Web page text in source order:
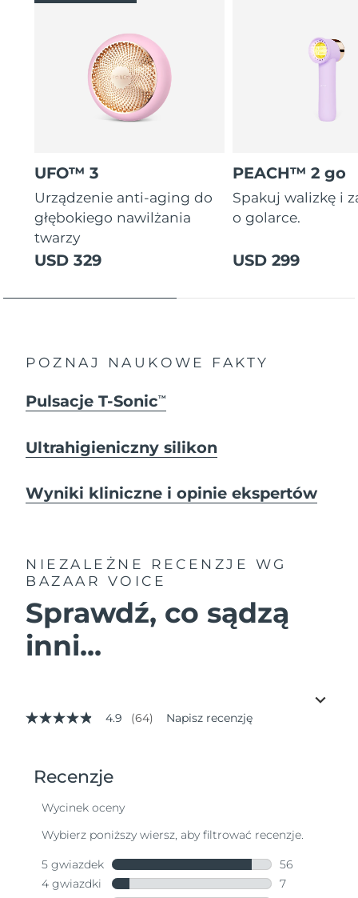
UFO™ 3
Urządzenie anti-aging do
głębokiego nawilżania
twarzy
USD 329
PEACH™ 2 go
Spakuj walizkę i
o golarce.
USD 299
POZNAJ NAUKOWE FAKTY
Pulsacje T-SonicTM
Ultrahigieniczny silikon
Wyniki kliniczne i opinie ekspertów
NIEZALEŻNE RECENZJE
WG
BAZAAR VOICE
Sprawdź, co sądzą
inni...
4.9
średnia
wartość
Read
Reviews.
samej
4.9 (64) Napisz recenzję